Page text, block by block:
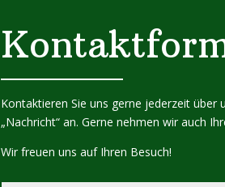
Kontaktieren Sie uns gerne jederzeit
„Nachricht“ an. Gerne nehmen wir auch
Wir freuen uns auf Ihren Besuch!